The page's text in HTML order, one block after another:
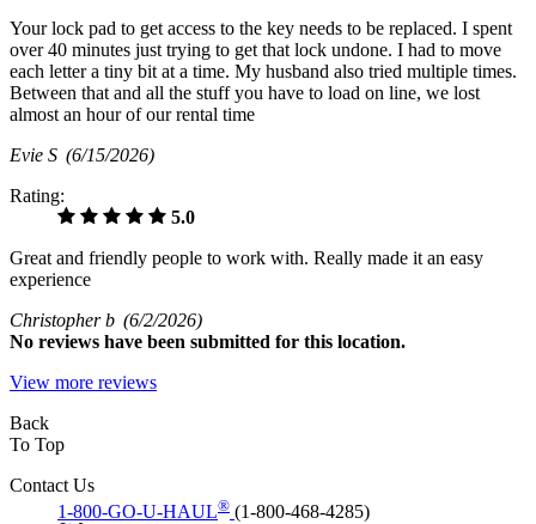
Your lock pad to get access to the key needs to be replaced. I spent
over 40 minutes just trying to get that lock undone. I had to move
each letter a tiny bit at a time. My husband also tried multiple times.
Between that and all the stuff you have to load on line, we lost
almost an hour of our rental time
Evie S (6/15/2026)
Rating:
5.0
Great and friendly people to work with. Really made it an easy
experience
Christopher b (6/2/2026)
No reviews have been submitted for this location.
View more reviews
Back
To Top
Contact Us
1-800-GO-U-HAUL® (1-800-468-4285)